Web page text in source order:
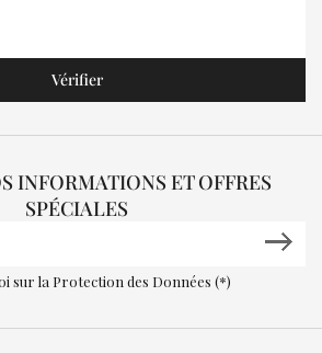
INFORMATIONS ET OFFRES
SPÉCIALES
sur la Protection des Données (*)